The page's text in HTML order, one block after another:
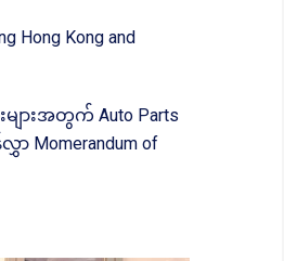
Hong Kong and
ားအတွက် Auto Parts
Momerandum of